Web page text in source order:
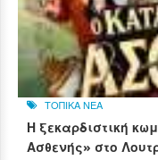
ΤΟΠΙΚΑ ΝΕΑ
Η ξεκαρδιστική
Ασθενής» στο